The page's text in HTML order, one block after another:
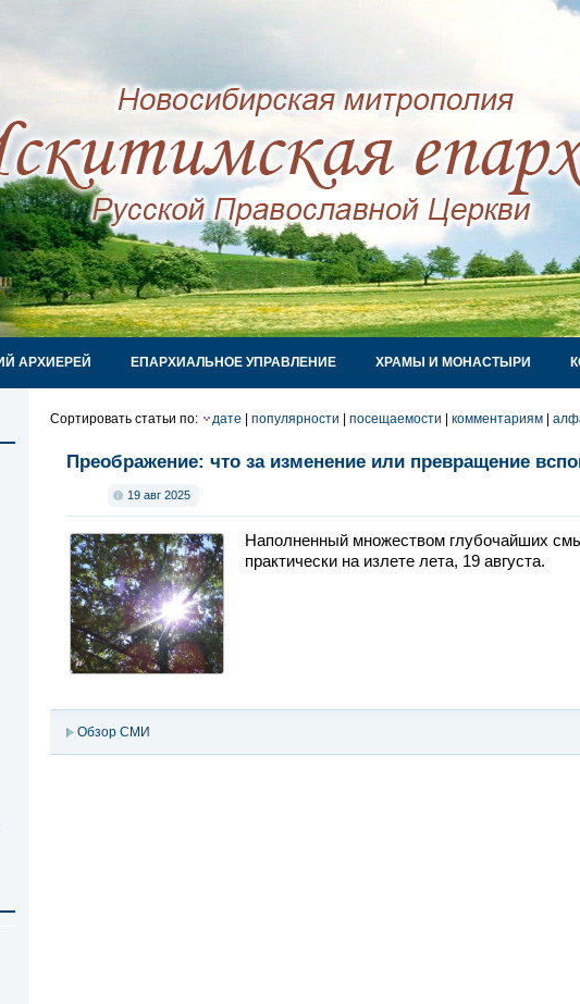
АРХИЕРЕЙ ЕПАРХИАЛЬНОЕ УПРАВЛЕНИЕ ХРАМЫ И МОНАСТЫРИ
Сортировать статьи по: дате популярности посещаемости комментариям
Преображение: что за изменение или превращение
19 авг 2025
Наполненный множеством глубочайших
практически на излете лета, 19 августа.
Обзор СМИ